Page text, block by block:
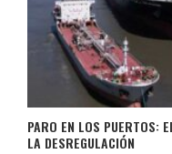
PARO EN LOS PUERTOS:
LA DESREGULACIÓN